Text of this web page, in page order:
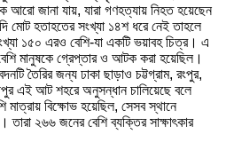
জানা যায়, যারা গণহত্যায় নিহত হয়েছেন
মোট হতাহতের সংখ্যা ১৪শ ধরে নেই তাহলে
১৫০ এরও বেশি-যা একটি ভয়াবহ চিত্র। এ
মানুষকে গ্রেপ্তার ও আটক করা হয়েছিল।
তৈরির জন্য ঢাকা ছাড়াও চট্টগ্রাম, রংপুর,
এই আট শহরে অনুসন্ধান চালিয়েছে বলে
বিক্ষোভ হয়েছিল, সেসব স্থানে
২৬৬ জনের বেশি ব্যক্তির সাক্ষাৎকার